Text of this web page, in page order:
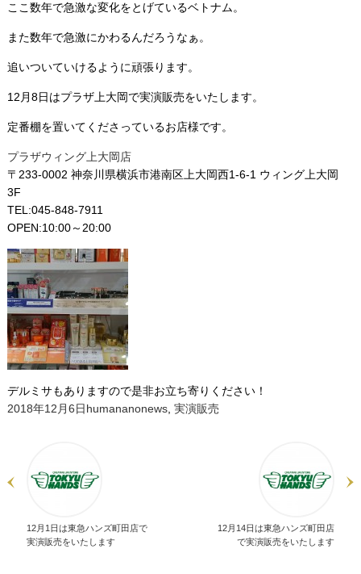
ここ数年で急激な変化をとげているベトナム。
また数年で急激にかわるんだろうなぁ。
追いついていけるように頑張ります。
12月8日はプラザ上大岡で実演販売をいたします。
定番棚を置いてくださっているお店様です。
プラザウィング上大岡店
〒233-0002 神奈川県横浜市港南区上大岡西1-6-1 ウィング上大岡
3F
TEL:045-848-7911
OPEN:10:00～20:00
デルミサもありますので是非お立ち寄りください！
投
2018年12月6日作
humananoカ
news, 実演販売
12月1日は東急ハンズ町田店で
実演販売をいたします
12月14日は東急ハンズ町田店
で実演販売をいたします